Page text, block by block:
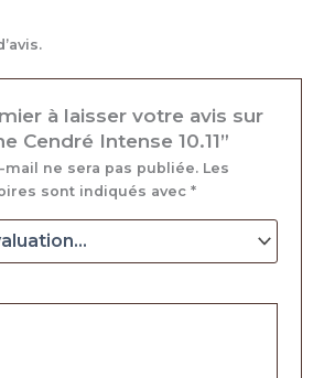
à laisser votre avis sur
Cendré Intense 10.11”
ne sera pas publiée. Les
sont indiqués avec*